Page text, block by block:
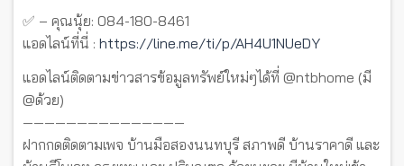
✅ – คุณนุ้ย: 084-180-8461
แอดไลน์ที่นี่ : https://line.me/ti/p/AH4U1NUeDY
แอดไลน์ติดตามข่าวสารข้อมูลทรัพย์ใหม่ๆได้ที่ @ntbhome (มี
@ด้วย)
———————————————
ฝากกดติดตามเพจ บ้านมือสองนนทบุรี สภาพดี บ้านราคาดี และ